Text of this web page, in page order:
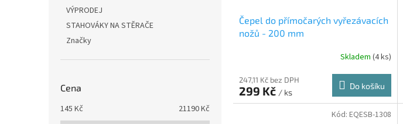
VÝPRODEJ
STAHOVÁKY NA STĚRAČE
Značky
Cena
145 Kč 21190Kč
Čepel do přímočarých vyřezávacích
nožů - 200 mm
Skladem (4 ks)
247,11 Kč bez DPH
299 Kč / ks
Do košíku
Kód: EQESB-1308